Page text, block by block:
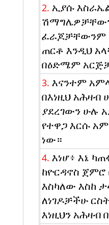
2. ኢያሱ
ጠርቶ እንዲህ
በዕድሜም
3. እናንተም
በእነዚህ አሕዛብ
ያደረገውን ሁሉ
የተዋጋ እርሱ
ነው።
4. እነሆ፥ እኔ
ከዮርዳኖስ
እስካለው እስከ
ለነገዶቻችሁ
እነዚህን አሕዛብ